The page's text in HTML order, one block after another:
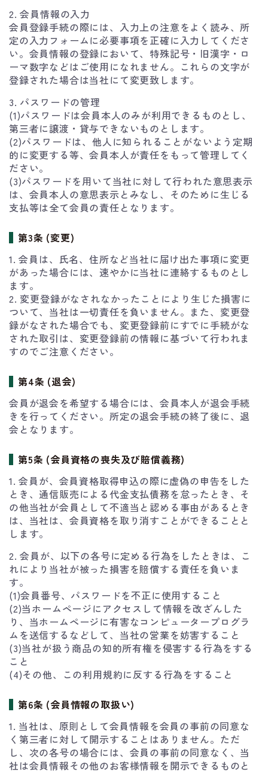
2. 会員情報の入力
会員登録手続の際には、入力上の注意をよく読み、所
定の入力フォームに必要事項を正確に入力してくださ
い。会員情報の登録において、特殊記号・旧漢字・ロ
ーマ数字などはご使用になれません。これらの文字が
登録された場合は当社にて変更致します。
3. パスワードの管理
(1)パスワードは会員本人のみが利用できるものとし、
第三者に譲渡・貸与できないものとします。
(2)パスワードは、他人に知られることがないよう定期
的に変更する等、会員本人が責任をもって管理してく
ださい。
(3)パスワードを用いて当社に対して行われた意思表示
は、会員本人の意思表示とみなし、そのために生じる
支払等は全て会員の責任となります。
第3条 (変更)
1. 会員は、氏名、住所など当社に届け出た事項に変更
があった場合には、速やかに当社に連絡するものとし
ます。
2. 変更登録がなされなかったことにより生じた損害に
ついて、当社は一切責任を負いません。また、変更登
録がなされた場合でも、変更登録前にすでに手続がな
された取引は、変更登録前の情報に基づいて行われま
すのでご注意ください。
第4条 (退会)
会員が退会を希望する場合には、会員本人が退会手続
きを行ってください。所定の退会手続の終了後に、退
会となります。
第5条 (会員資格の喪失及び賠償義務)
1. 会員が、会員資格取得申込の際に虚偽の申告をした
とき、通信販売による代金支払債務を怠ったとき、そ
の他当社が会員として不適当と認める事由があるとき
は、当社は、会員資格を取り消すことができることと
します。
2. 会員が、以下の各号に定める行為をしたときは、こ
れにより当社が被った損害を賠償する責任を負いま
す。
(1)会員番号、パスワードを不正に使用すること
(2)当ホームページにアクセスして情報を改ざんした
り、当ホームページに有害なコンピュータープログラ
ムを送信するなどして、当社の営業を妨害すること
(3)当社が扱う商品の知的所有権を侵害する行為をする
こと
(4)その他、この利用規約に反する行為をすること
第6条 (会員情報の取扱い)
1. 当社は、原則として会員情報を会員の事前の同意な
く第三者に対して開示することはありません。ただ
し、次の各号の場合には、会員の事前の同意なく、当
社は会員情報その他のお客様情報を開示できるものと